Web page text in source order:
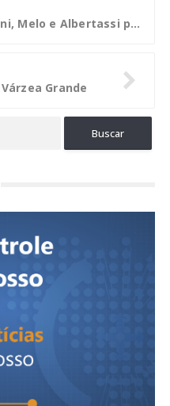
MPF denuncia Picciani, Melo e Albertassi por corrupção e outros crimes na Alerj
Grande